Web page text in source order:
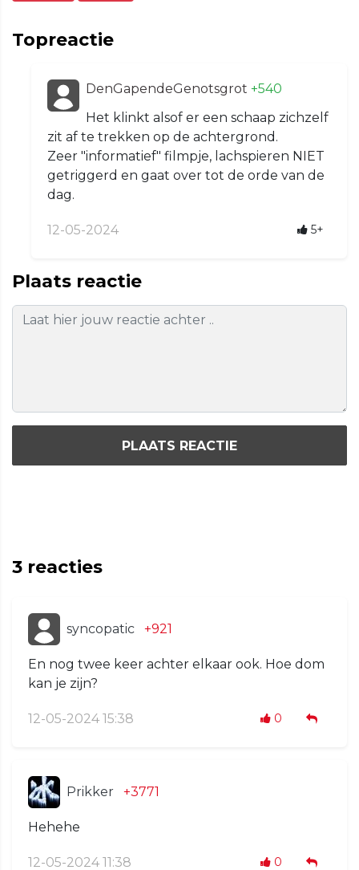
Topreactie
DenGapendeGenotsgrot +540
Het klinkt alsof er een schaap zichzelf
zit af te trekken op de achtergrond.
Zeer "informatief" filmpje, lachspieren NIET
getriggerd en gaat over tot de orde van de
dag.
12-05-2024 5+
Plaats reactie
PLAATS REACTIE
3 reacties
syncopatic +921
En nog twee keer achter elkaar ook. Hoe dom
kan je zijn?
12-05-2024 15:38 0
Prikker +3771
Hehehe
12-05-2024 11:38 0